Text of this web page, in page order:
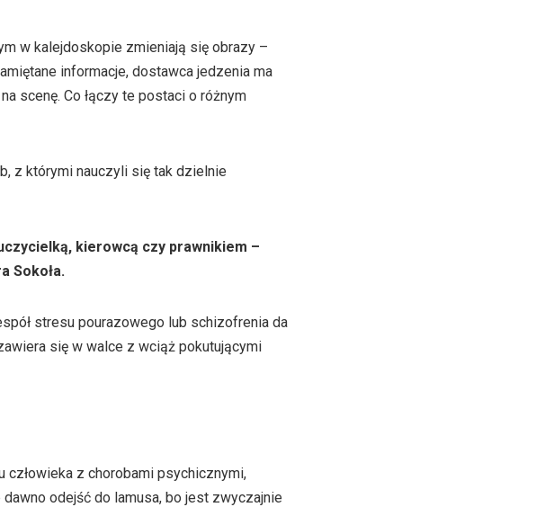
w kalejdoskopie zmieniają się obrazy –
informacje, dostawca jedzenia ma
scenę. Co łączy te postaci o różnym
z którymi nauczyli się tak dzielnie
kierowcą czy prawnikiem –
Sokoła.
stresu pourazowego lub schizofrenia da
się w walce z wciąż pokutującymi
człowieka z chorobami psychicznymi,
odejść do lamusa, bo jest zwyczajnie